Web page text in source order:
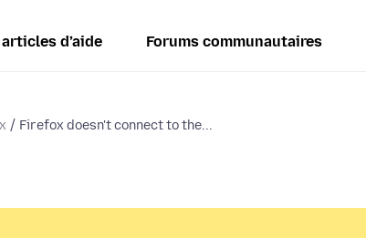
d’aide Forums communautaires
Firefox doesn't connect to the...